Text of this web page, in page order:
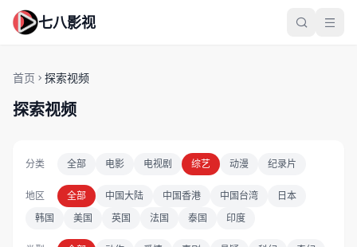
七八影视
首页 探索视频
探索视频
分类 全部 电影 电视剧 综艺 动漫 纪录片
地区 全部 中国大陆 中国香港 中国台湾
日本
韩国
美国 英国 法国 泰国 印度